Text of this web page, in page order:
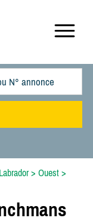
> Ouest>